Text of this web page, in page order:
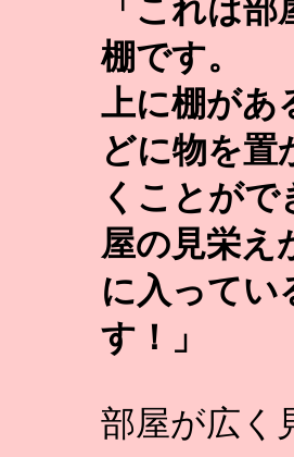
「これは
棚です。
上に棚があ
どに物を置
くことが
屋の見栄え
に入ってい
す！」
部屋が広く